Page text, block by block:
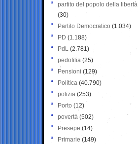
partito del popolo della libertà
(30)
Partito Democratico (1.034)
PD (1.188)
PdL (2.781)
pedofilia (25)
Pensioni (129)
Politica (40.790)
polizia (253)
Porto (12)
povertà (502)
Presepe (14)
Primarie (149)